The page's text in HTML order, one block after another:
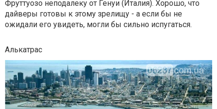
Фруттуозо неподалеку от Генуи (Италия). Хорошо, что
дайверы готовы к этому зрелищу - а если бы не
ожидали его увидеть, могли бы сильно испугаться.
Алькатрас